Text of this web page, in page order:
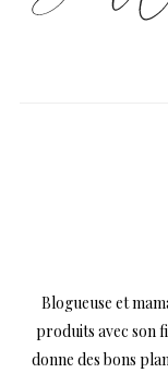
Blogueuse et
produits avec son
donne des bons